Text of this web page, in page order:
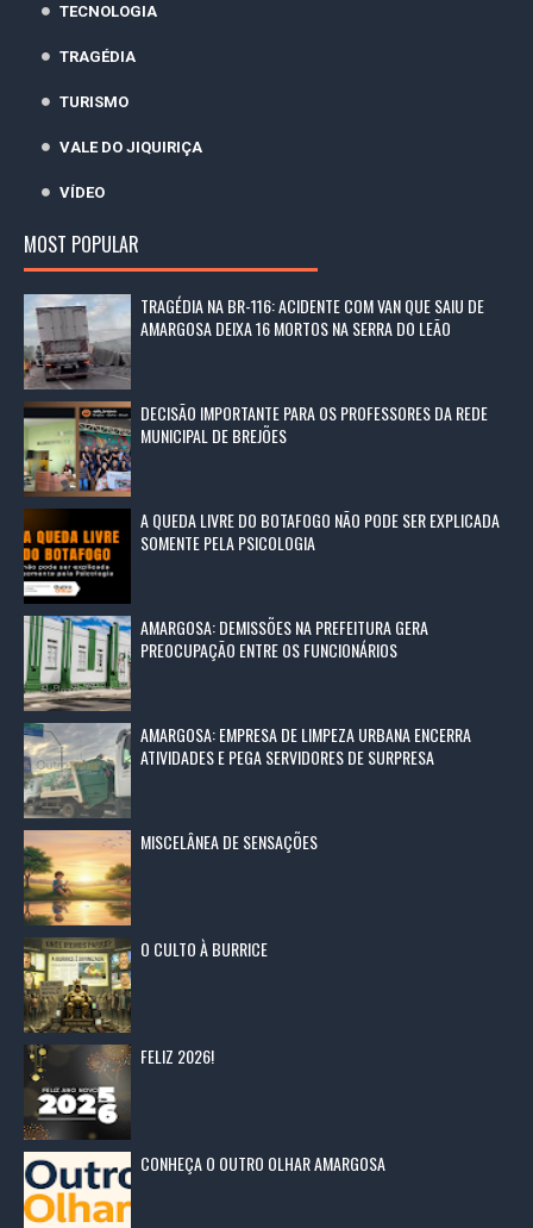
TECNOLOGIA
TRAGÉDIA
TURISMO
VALE DO JIQUIRIÇA
VÍDEO
MOST POPULAR
TRAGÉDIA NA BR-116: ACIDENTE COM VAN QUE SAIU DE
AMARGOSA DEIXA 16 MORTOS NA SERRA DO LEÃO
DECISÃO IMPORTANTE PARA OS PROFESSORES DA REDE
MUNICIPAL DE BREJÕES
A QUEDA LIVRE DO BOTAFOGO NÃO PODE SER EXPLICADA
SOMENTE PELA PSICOLOGIA
AMARGOSA: DEMISSÕES NA PREFEITURA GERA
PREOCUPAÇÃO ENTRE OS FUNCIONÁRIOS
AMARGOSA: EMPRESA DE LIMPEZA URBANA ENCERRA
ATIVIDADES E PEGA SERVIDORES DE SURPRESA
MISCELÂNEA DE SENSAÇÕES
O CULTO À BURRICE
FELIZ 2026!
CONHEÇA O OUTRO OLHAR AMARGOSA